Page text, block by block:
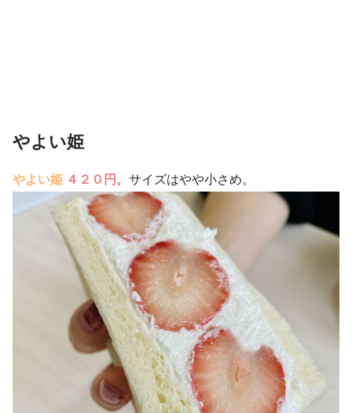
やよい姫
やよい姫 ４２０円 。サイズはやや小さめ。